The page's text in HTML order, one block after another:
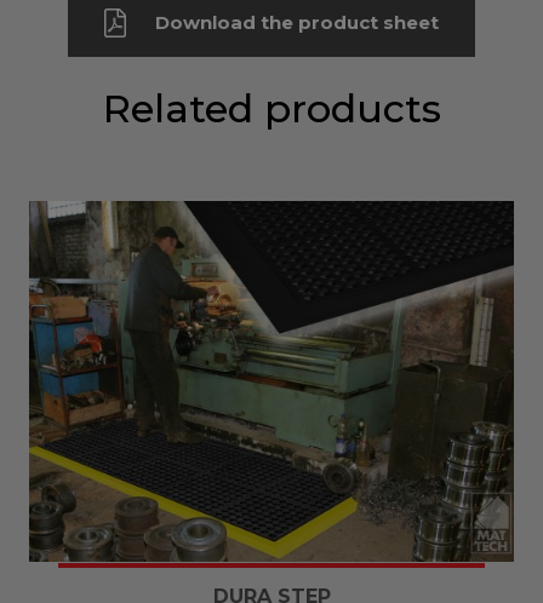
Download the product sheet
Related products
DURA STEP